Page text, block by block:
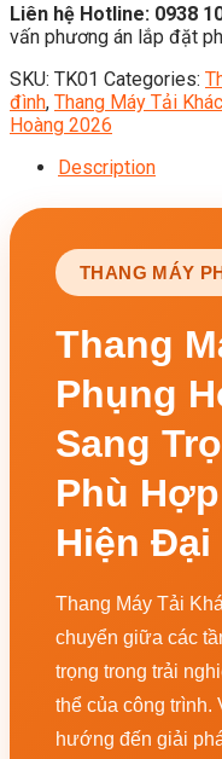
Liên hệ Hotline: 0938
vấn phương án lắp đặt
SKU: TK01 Categories:
đình, Thang Máy Tải
Hoàng 2026
Description
THANG MÁY
Thang
Phụng
Sang
Phù
Hiện Đại
Thang Máy Tải
chuyển giữa các
trọng trong trải
thể của công trình.
hướng đến giải